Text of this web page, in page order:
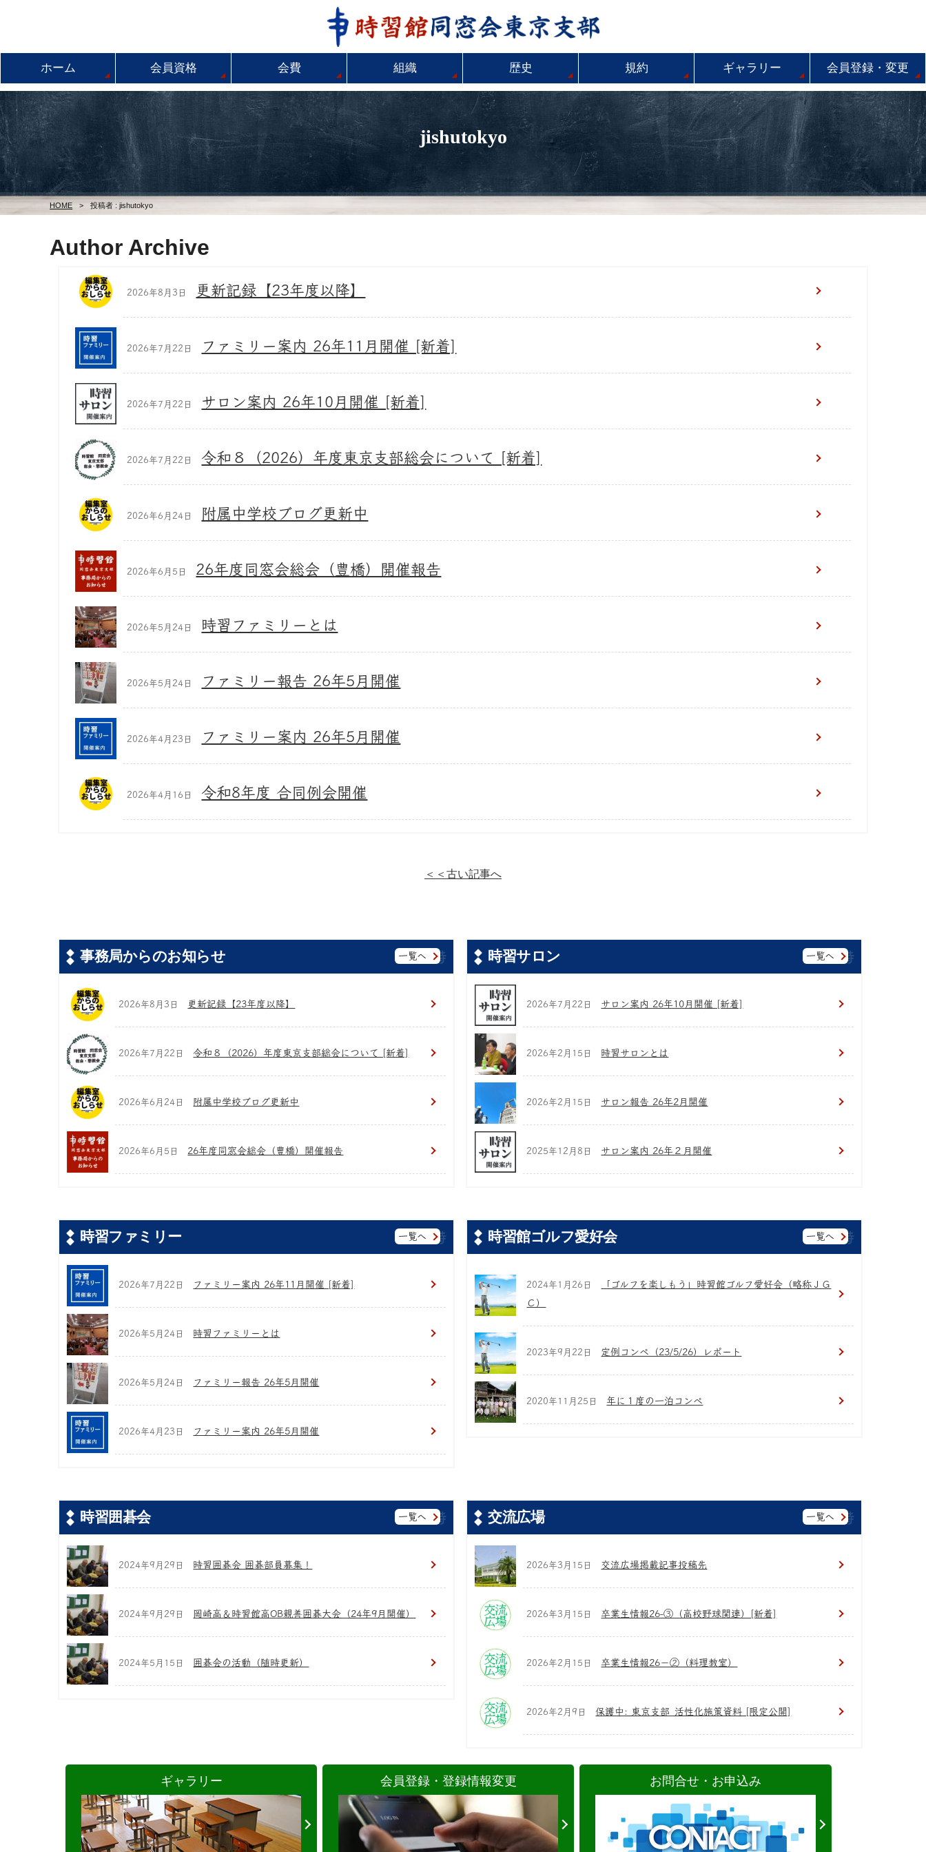
ホーム 会員資格 会費 組織 歴史 規約 ギャラリー 会員登録・変更
HOME > 投稿者 : jishutokyo
jishutokyo
Author Archive
2026年8月3日 更新記録【23年度以降】
2026年7月22日 ファミリー案内 26年11月開催 [新着]
2026年7月22日 サロン案内 26年10月開催 [新着]
2026年7月22日 令和８（2026）年度東京支部総会について [新着]
2026年6月24日 附属中学校ブログ更新中
2026年6月5日 26年度同窓会総会（豊橋）開催報告
2026年5月24日 時習ファミリーとは
2026年5月24日 ファミリー報告 26年5月開催
2026年4月23日 ファミリー案内 26年5月開催
2026年4月16日 令和8年度 合同例会開催
＜＜古い記事へ
事務局からのお知らせ 一覧へ
2026年8月3日 更新記録【23年度以降】
2026年7月22日 令和８（2026）年度東京支部総会について [新着]
2026年6月24日 附属中学校ブログ更新中
2026年6月5日 26年度同窓会総会（豊橋）開催報告
時習サロン 一覧へ
2026年7月22日 サロン案内 26年10月開催 [新着]
2026年2月15日 時習サロンとは
2026年2月15日 サロン報告 26年2月開催
2025年12月8日 サロン案内 26年２月開催
時習ファミリー 一覧へ
2026年7月22日 ファミリー案内 26年11月開催 [新着]
2026年5月24日 時習ファミリーとは
2026年5月24日 ファミリー報告 26年5月開催
2026年4月23日 ファミリー案内 26年5月開催
時習館ゴルフ愛好会 一覧へ
2024年1月26日
「ゴルフを楽しもう」時習館ゴルフ愛好会（略称ＪＧ
Ｃ）
2023年9月22日 定例コンペ（23/5/26）レポート
2020年11月25日 年に１度の一泊コンペ
時習囲碁会 一覧へ
2024年9月29日 時習囲碁会 囲碁部員募集！
2024年9月29日 岡崎高＆時習館高OB親善囲碁大会（24年9月開催）
2024年5月15日 囲碁会の活動（随時更新）
交流広場 一覧へ
2026年3月15日 交流広場掲載記事投稿先
2026年3月15日 卒業生情報26-③（高校野球関連）[新着]
2026年2月15日 卒業生情報26−②（料理教室）
2026年2月9日 保護中: 東京支部_活性化施策資料 [限定公開]
ギャラリー 会員登録・登録情報変更 お問合せ・お申込み